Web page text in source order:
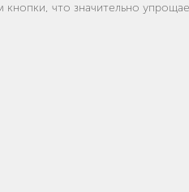
что значительно